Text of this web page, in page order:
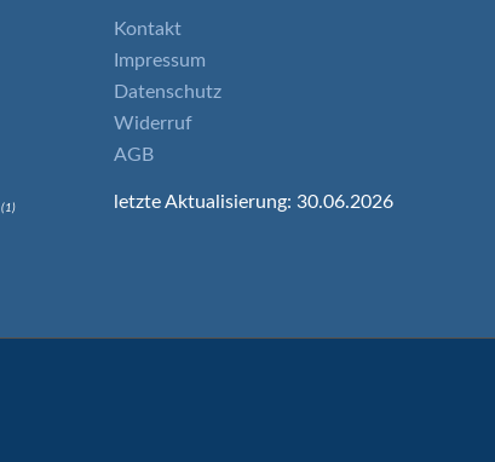
(1)
Kontakt
Impressum
Datenschutz
Widerruf
AGB
letzte Aktualisierung: 30.06.2026